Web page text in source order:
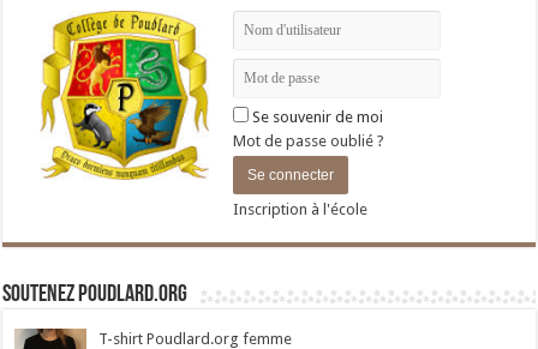
Se souvenir de moi
Mot de passe oublié ?
Inscription à l'école
Soutenez Poudlard.org
T-shirt Poudlard.org femme